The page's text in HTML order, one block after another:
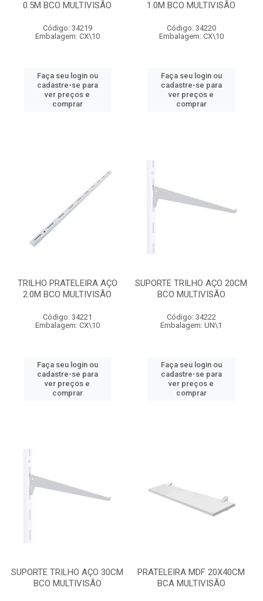
0.5M BCO MULTIVISÃO
Código: 34219
Embalagem: CX\10
Faça seu login ou
cadastre-se para
ver preços e
comprar
1.0M BCO MULTIVISÃO
Código: 34220
Embalagem: CX\10
Faça seu login ou
cadastre-se para
ver preços e
comprar
TRILHO PRATELEIRA AÇO
2.0M BCO MULTIVISÃO
Código: 34221
Embalagem: CX\10
Faça seu login ou
cadastre-se para
ver preços e
comprar
SUPORTE TRILHO AÇO 20CM
BCO MULTIVISÃO
Código: 34222
Embalagem: UN\1
Faça seu login ou
cadastre-se para
ver preços e
comprar
SUPORTE TRILHO AÇO 30CM
BCO MULTIVISÃO
PRATELEIRA MDF 20X40CM
BCA MULTIVISÃO